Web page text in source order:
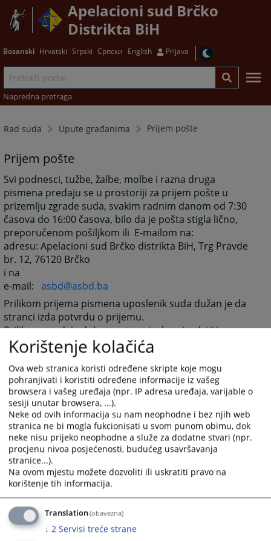
Apelacioni sud Brčko
Distrikta BiH
Bosanski Hrvatski Srpski Српски English Prijava
Napredna pretraga
Rad suda Upute građanima Prijem pošte
Prijem pošte
Svi podnesci, tužbe, žalbe, molbe i razna druga
pismena predaju se u prostoriji za prijem pošte u
prizemlju zgrade suda, svakim radnim danom od 7:30
časova do 16:00 časova, bilo da je pošta stigla lično,
preporučenom pošiljkom ili E-mailom na:
adresu: Apelacioni sud Brčko distrikta BiH, Trg Pravde
br. 12, 76120 Brčko
i na
e-mail:asbd@asbd.ba
Prilikom prijema pismena uposlenik suda dužan je da
stranci izda potvrdu o prijemu.
Prilikom predaje dokumenta potrebno je platiti
propisanu sudsku taksu.
1482PREGLEDA
Korištenje kolačića
Ova web stranica koristi određene skripte koje mogu
pohranjivati i koristiti određene informacije iz vašeg
browsera i vašeg uređaja (npr. IP adresa uređaja, varijable o
sesiji unutar browsera, ...).
Neke od ovih informacija su nam neophodne i bez njih web
stranica ne bi mogla fukcionisati u svom punom obimu, dok
neke nisu prijeko neophodne a služe za dodatne stvari (npr.
procjenu nivoa posjećenosti, budućeg usavršavanja
stranice...).
Na ovom mjestu možete dozvoliti ili uskratiti pravo na
korištenje tih informacija.
Translation(obavezna)
↓ 2 Servisi treće strane